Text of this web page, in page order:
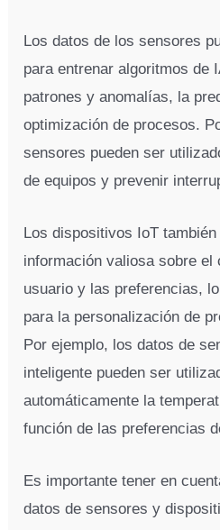
Los datos de los sensores
para entrenar algoritmos de
patrones y anomalías, la
optimización de procesos.
sensores pueden ser
de equipos y prevenir
Los dispositivos IoT
información valiosa sobre el
usuario y las preferencias,
para la personalización de
Por ejemplo, los datos de
inteligente pueden ser
automáticamente la
función de las preferencias
Es importante tener en
datos de sensores y